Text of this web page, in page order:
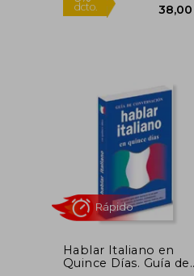
5%
Hablar Italiano en
Quince Días. Guía de